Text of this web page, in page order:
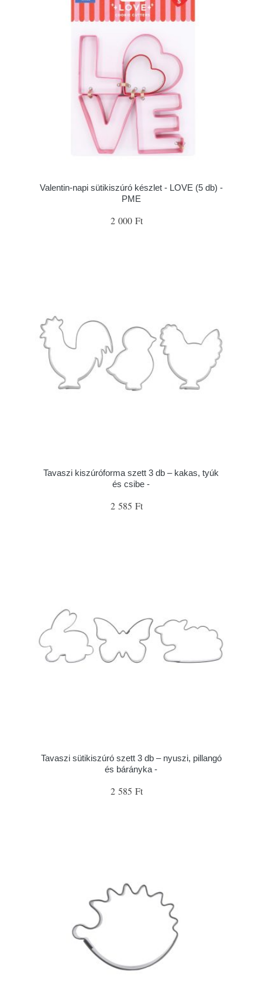
Valentin-napi sütikiszúró készlet - LOVE (5 db) -
PME
2 000 Ft
Tavaszi kiszúróforma szett 3 db – kakas, tyúk
és csibe -
2 585 Ft
Tavaszi sütikiszúró szett 3 db – nyuszi, pillangó
és bárányka -
2 585 Ft